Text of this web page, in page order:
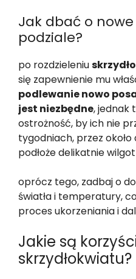
Jak dbać o
podziale?
po rozdzieleniu
się zapewnienie mu
podlewanie nowo
jest niezbędne, jednak
ostrożność, by ich nie
tygodniach, przez
podłoże delikatnie
oprócz tego, zadbaj o
światła i temperatury,
proces ukorzeniania i
Jakie są
skrzydłokwiatu?